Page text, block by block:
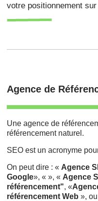
votre positionnement
Agence de
Une agence de
référencement naturel.
SEO est un acronyme
On peut dire : « Agence
Google», « », « Agence
référencement", «
référencement Web »,